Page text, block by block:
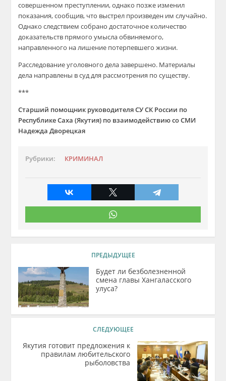
совершенном преступлении, однако позже изменил
показания, сообщив, что выстрел произведен им случайно.
Однако следствием собрано достаточное количество
доказательств прямого умысла обвиняемого,
направленного на лишение потерпевшего жизни.
Расследование уголовного дела завершено. Материалы
дела направлены в суд для рассмотрения по существу.
***
Старший помощник руководителя СУ СК России по
Республике Саха (Якутия) по взаимодействию со СМИ
Надежда Дворецкая
Рубрики: КРИМИНАЛ
ПРЕДЫДУЩЕЕ
Будет ли безболезненной
смена главы Хангаласского
улуса?
СЛЕДУЮЩЕЕ
Якутия готовит предложения к
правилам любительского
рыболовства